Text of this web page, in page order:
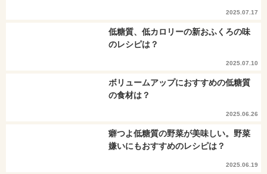
2025.07.17
低糖質、低カロリーの新おふくろの味
のレシピは？
2025.07.10
ボリュームアップにおすすめの低糖質
の食材は？
2025.06.26
癖つよ低糖質の野菜が美味しい。野菜
嫌いにもおすすめのレシピは？
2025.06.19